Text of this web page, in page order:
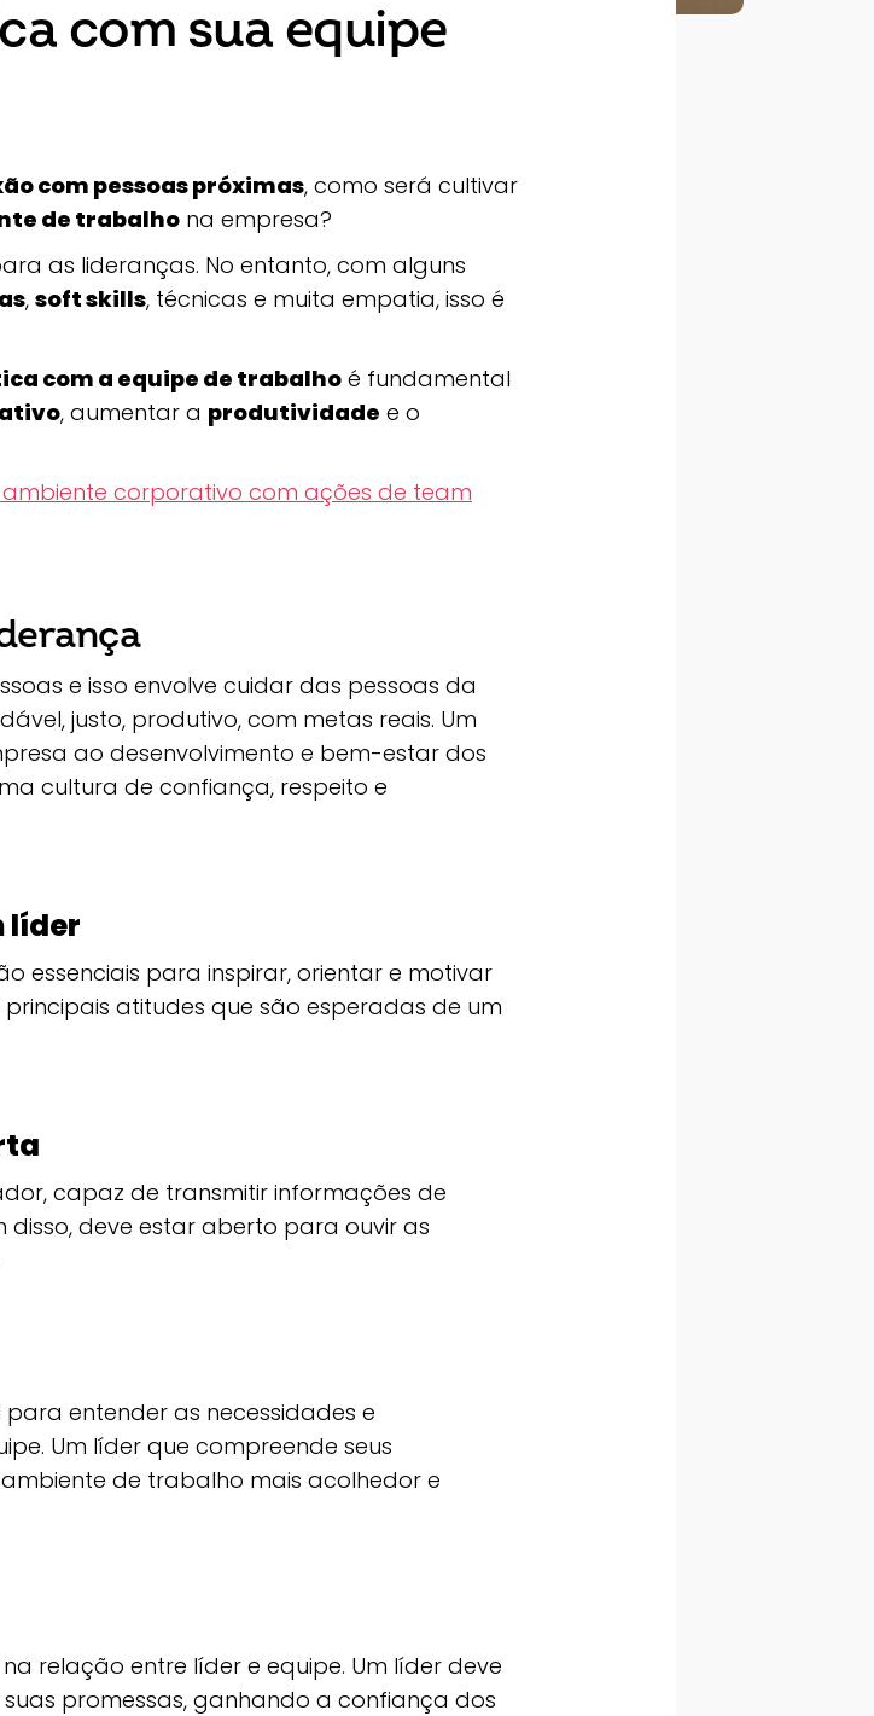
com sua equipe
com pessoas próximas, como será cultivar
de trabalhona empresa?
as lideranças. No entanto, com alguns
, soft skills, técnicas e muita empatia, isso é
com a equipe de trabalhoé fundamental
, aumentar a produtividade e o
corporativo com ações de team
e isso envolve cuidar das pessoas da
justo, produtivo, com metas reais. Um
ao desenvolvimento e bem-estar dos
cultura de confiança, respeito e
líder
essenciais para inspirar, orientar e motivar
atitudes que são esperadas de um
capaz de transmitir informações de
disso, deve estar aberto para ouvir as
entender as necessidades e
Um líder que compreende seus
de trabalho mais acolhedor e
relação entre líder e equipe. Um líder deve
promessas, ganhando a confiança dos